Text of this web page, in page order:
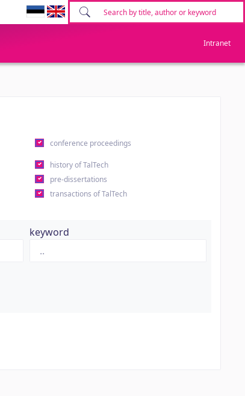
Intranet
conference proceedings
history of TalTech
pre-dissertations
transactions of TalTech
keyword